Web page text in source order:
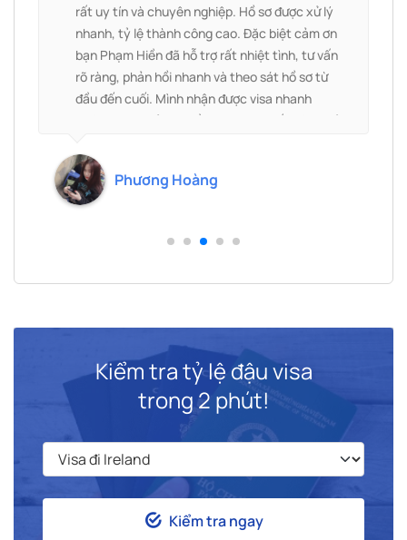
rất uy tín và chuyên nghiệp. Hồ sơ được xử lý
nhanh, tỷ lệ thành công cao. Đặc biệt cảm ơn
bạn Phạm Hiền đã hỗ trợ rất nhiệt tình, tư vấn
rõ ràng, phản hồi nhanh và theo sát hồ sơ từ
đầu đến cuối. Mình nhận được visa nhanh
chóng, mọi thủ tục đều thuận lợi. Rất đáng để
Phương Hoàng
Kiểm tra tỷ lệ đậu visa
trong 2 phút!
Kiểm tra ngay